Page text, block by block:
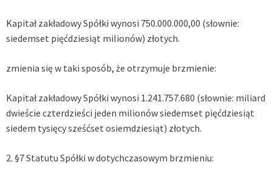
Kapitał zakładowy Spółki wynosi 750.000.000,00 (słownie:
siedemset pięćdziesiąt milionów) złotych.
zmienia się w taki sposób, że otrzymuje brzmienie:
Kapitał zakładowy Spółki wynosi 1.241.757.680 (słownie: miliard
dwieście czterdzieści jeden milionów siedemset pięćdziesiąt
siedem tysięcy sześćset osiemdziesiąt) złotych.
2. §7 Statutu Spółki w dotychczasowym brzmieniu: